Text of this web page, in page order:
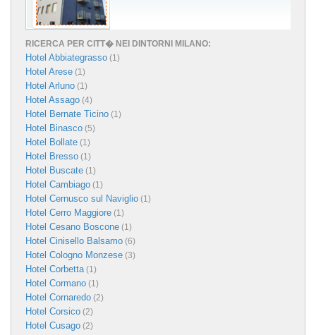
RICERCA PER CITT� NEI DINTORNI MILANO:
Hotel Abbiategrasso (1)
Hotel Arese (1)
Hotel Arluno (1)
Hotel Assago (4)
Hotel Bernate Ticino (1)
Hotel Binasco (5)
Hotel Bollate (1)
Hotel Bresso (1)
Hotel Buscate (1)
Hotel Cambiago (1)
Hotel Cernusco sul Naviglio (1)
Hotel Cerro Maggiore (1)
Hotel Cesano Boscone (1)
Hotel Cinisello Balsamo (6)
Hotel Cologno Monzese (3)
Hotel Corbetta(1)
Hotel Cormano (1)
Hotel Cornaredo (2)
Hotel Corsico (2)
Hotel Cusago (2)